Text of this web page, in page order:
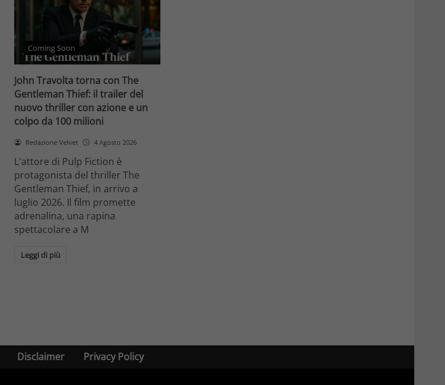
Coming Soon
John Travolta torna con The
Gentleman Thief: il trailer del
nuovo thriller con azione e un
colpo da 100 milioni
Redazione Velvet 4 Agosto 2026
L'attore di Pulp Fiction è
protagonista del thriller The
Gentleman Thief, in arrivo a
luglio 2026. Il film promette
adrenalina, una rapina
spettacolare a M
Leggi di più
Disclaimer Privacy Policy